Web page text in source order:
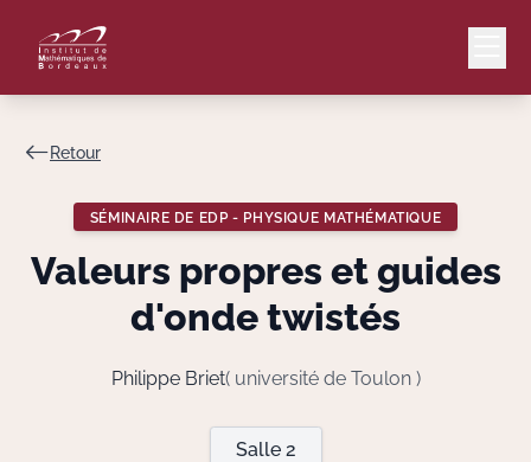
Lang
Retour
SÉMINAIRE DE EDP - PHYSIQUE MATHÉMATIQUE
Valeurs propres et guides
d'onde twistés
Philippe Briet( université de Toulon )
Salle 2